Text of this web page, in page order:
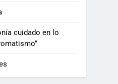
cuidado en lo